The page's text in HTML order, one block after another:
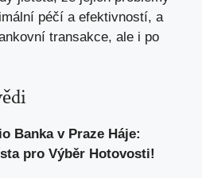
péčí a efektivností, a
transakce, ⁤ale‍ i​ po
Banka v Praze ​Háje:
pro Výběr Hotovosti!